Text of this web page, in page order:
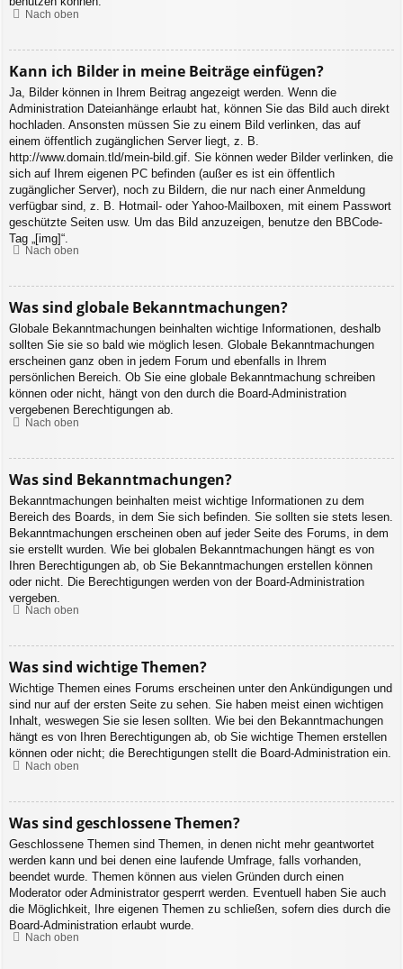
Nach oben
Kann ich Bilder in meine Beiträge einfügen?
Ja, Bilder können in Ihrem Beitrag angezeigt werden. Wenn die
Administration Dateianhänge erlaubt hat, können Sie das Bild auch direkt
hochladen. Ansonsten müssen Sie zu einem Bild verlinken, das auf
einem öffentlich zugänglichen Server liegt, z. B.
http://www.domain.tld/mein-bild.gif. Sie können weder Bilder verlinken, die
sich auf Ihrem eigenen PC befinden (außer es ist ein öffentlich
zugänglicher Server), noch zu Bildern, die nur nach einer Anmeldung
verfügbar sind, z. B. Hotmail- oder Yahoo-Mailboxen, mit einem Passwort
geschützte Seiten usw. Um das Bild anzuzeigen, benutze den BBCode-
Tag „[img]“.
Nach oben
Was sind globale Bekanntmachungen?
Globale Bekanntmachungen beinhalten wichtige Informationen, deshalb
sollten Sie sie so bald wie möglich lesen. Globale Bekanntmachungen
erscheinen ganz oben in jedem Forum und ebenfalls in Ihrem
persönlichen Bereich. Ob Sie eine globale Bekanntmachung schreiben
können oder nicht, hängt von den durch die Board-Administration
vergebenen Berechtigungen ab.
Nach oben
Was sind Bekanntmachungen?
Bekanntmachungen beinhalten meist wichtige Informationen zu dem
Bereich des Boards, in dem Sie sich befinden. Sie sollten sie stets lesen.
Bekanntmachungen erscheinen oben auf jeder Seite des Forums, in dem
sie erstellt wurden. Wie bei globalen Bekanntmachungen hängt es von
Ihren Berechtigungen ab, ob Sie Bekanntmachungen erstellen können
oder nicht. Die Berechtigungen werden von der Board-Administration
vergeben.
Nach oben
Was sind wichtige Themen?
Wichtige Themen eines Forums erscheinen unter den Ankündigungen und
sind nur auf der ersten Seite zu sehen. Sie haben meist einen wichtigen
Inhalt, weswegen Sie sie lesen sollten. Wie bei den Bekanntmachungen
hängt es von Ihren Berechtigungen ab, ob Sie wichtige Themen erstellen
können oder nicht; die Berechtigungen stellt die Board-Administration ein.
Nach oben
Was sind geschlossene Themen?
Geschlossene Themen sind Themen, in denen nicht mehr geantwortet
werden kann und bei denen eine laufende Umfrage, falls vorhanden,
beendet wurde. Themen können aus vielen Gründen durch einen
Moderator oder Administrator gesperrt werden. Eventuell haben Sie auch
die Möglichkeit, Ihre eigenen Themen zu schließen, sofern dies durch die
Board-Administration erlaubt wurde.
Nach oben